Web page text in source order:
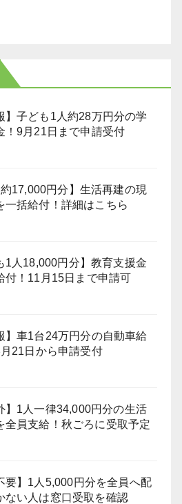
】子ども1人約28万円分の学
！9月21日まで申請受付
約17,000円分】生活再建の現
一括給付！詳細はこちら
1人18,000円分】教育支援金
付！11月15日まで申請可
】車1台24万円分の自動車給
21日から申請受付
】1人一律34,000円分の生活
全員支給！秋ごろに受取予定
要】1人5,000円分を全員へ配
ない人は窓口受取を確認